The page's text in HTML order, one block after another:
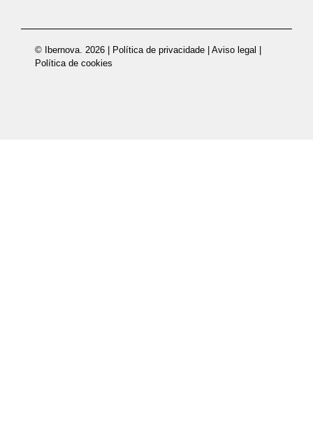
© Ibernova. 2026 | Política de privacidade Aviso legal
Política de cookies